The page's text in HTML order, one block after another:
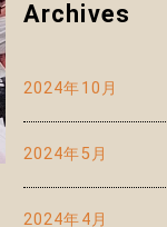
Archives
2024年10月
2024年5月
2024年4月